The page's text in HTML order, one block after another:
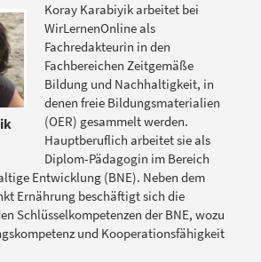
Koray Karabiyik arbeitet bei
WirLernenOnline als
Fachredakteurin in den
Fachbereichen Zeitgemäße
Bildung und Nachhaltigkeit, in
denen freie Bildungsmaterialien
(OER) gesammelt werden.
Hauptberuflich arbeitet sie als
Diplom-Pädagogin im Bereich
Entwicklung (BNE). Neben dem
Ernährung beschäftigt sich die
Schlüsselkompetenzen der BNE, wozu
und Kooperationsfähigkeit